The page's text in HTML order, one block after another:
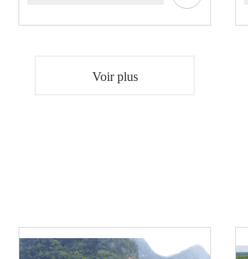
Voir plus